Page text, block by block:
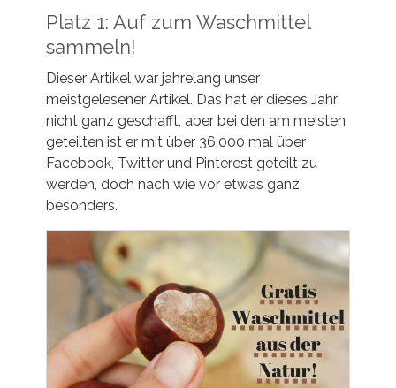
Platz 1: Auf zum Waschmittel
sammeln!
Dieser Artikel war jahrelang unser
meistgelesener Artikel. Das hat er dieses Jahr
nicht ganz geschafft, aber bei den am meisten
geteilten ist er mit über 36.000 mal über
Facebook, Twitter und Pinterest geteilt zu
werden, doch nach wie vor etwas ganz
besonders.